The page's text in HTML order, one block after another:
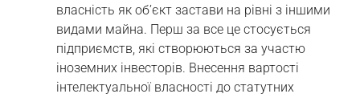
власність як об’єкт застави на рівні з іншими
видами майна. Перш за все це стосується
підприємств, які створюються за участю
іноземних інвесторів. Внесення вартості
інтелектуальної власності до статутних